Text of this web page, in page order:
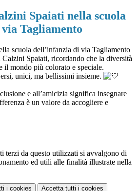
Spaiati nella scuola
Tagliamento
scuola dell’infanzia di via Tagliamento
Spaiati, ricordando che la diversità
il mondo più colorato e speciale.
unici, ma bellissimi insieme.
e all’amicizia significa insegnare
è un valore da accogliere e
terzi da questo utilizzati si avvalgono di
ed utili alle finalità illustrate nella
i cookies Accetta tutti i cookies